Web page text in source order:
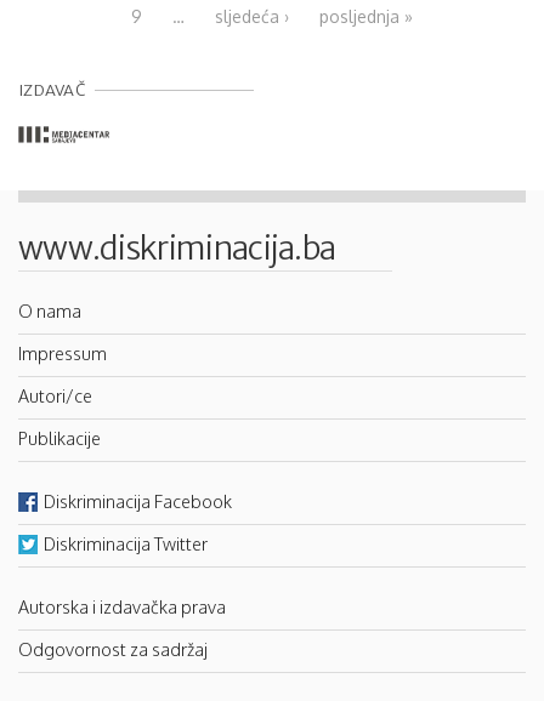
9
… sljedeća › posljednja »
IZDAVAČ
www.diskriminacija.ba
O nama
Impressum
Autori/ce
Publikacije
Diskriminacija Facebook
Diskriminacija Twitter
Autorska i izdavačka prava
Odgovornost za sadržaj